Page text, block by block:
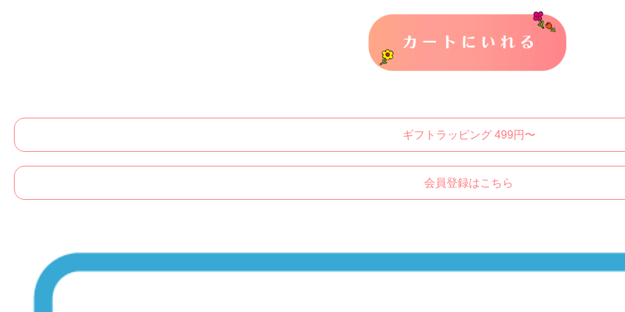
カートに入れる
ギフトラッピング 499円〜
会員登録はこちら